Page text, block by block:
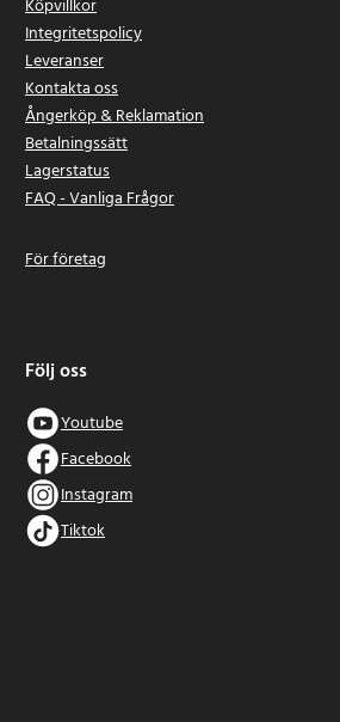
Köpvillkor
Integritetspolicy
Leveranser
Kontakta oss
Ångerköp & Reklamation
Betalningssätt
Lagerstatus
FAQ - Vanliga Frågor
För företag
Följ oss
Youtube
Facebook
Instagram
Tiktok